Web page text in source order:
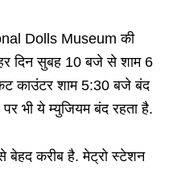
Dolls Museum की
हर दिन सुबह 10 बजे से शाम 6
काउंटर शाम 5:30 बजे बंद
भी ये म्युजियम बंद रहता है.
बेहद करीब है. मेट्रो स्टेशन